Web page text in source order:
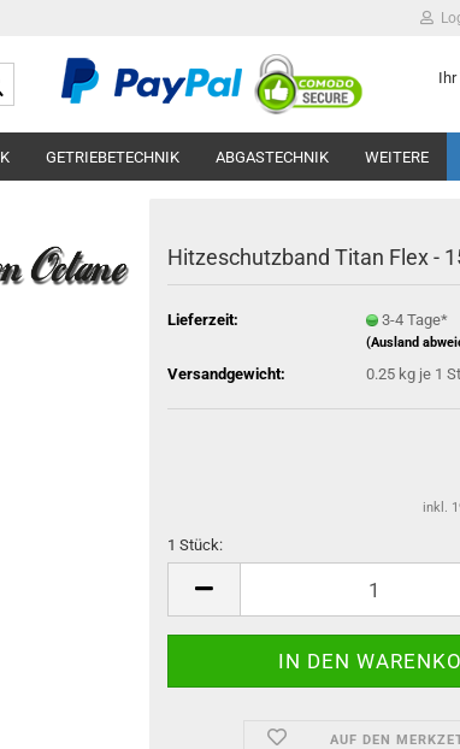
Suche... Ihr
GETRIEBETECHNIK ABGASTECHNIK WEITERE
Hit­ze­schutz­band Titan Flex -
Lieferzeit: 3-4 Tage*
(Ausland
Versandgewicht: 0.25 kg je 1
inkl.
1 Stück:
AUF DEN